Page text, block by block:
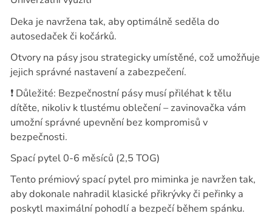
Deka je navržena tak, aby optimálně seděla do
autosedaček či kočárků.
Otvory na pásy jsou strategicky umístěné, což umožňuje
jejich správné nastavení a zabezpečení.
❗Důležité: Bezpečnostní pásy musí přiléhat k tělu
dítěte, nikoliv k tlustému oblečení – zavinovačka vám
umožní správné upevnění bez kompromisů v
bezpečnosti.
Spací pytel 0-6 měsíců (2,5 TOG)
Tento prémiový spací pytel pro miminka je navržen tak,
aby dokonale nahradil klasické přikrývky či peřinky a
poskytl maximální pohodlí a bezpečí během spánku.